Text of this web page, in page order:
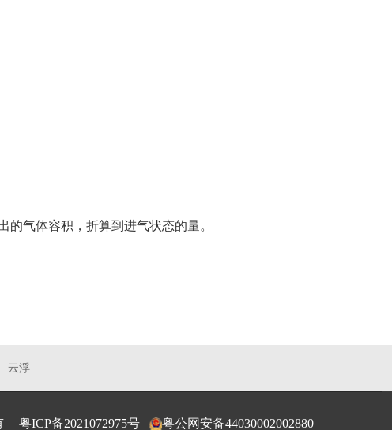
气体容积，折算到进气状态的量。
云浮
粤ICP备2021072975号 粤公网安备44030002002880